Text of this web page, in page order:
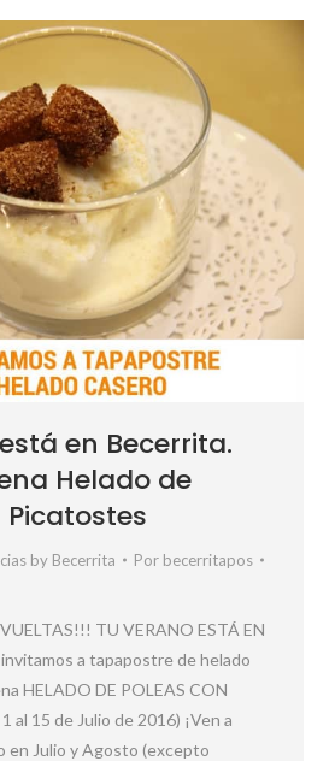
en Becerrita.
Helado de
Picatostes
by Becerrita Por becerritapos
VUELTAS!!! TU VERANO ESTÁ EN
a tapapostre de helado
HELADO DE POLEAS CON
al 15 de Julio de 2016) ¡Ven a
en Julio y Agosto (excepto